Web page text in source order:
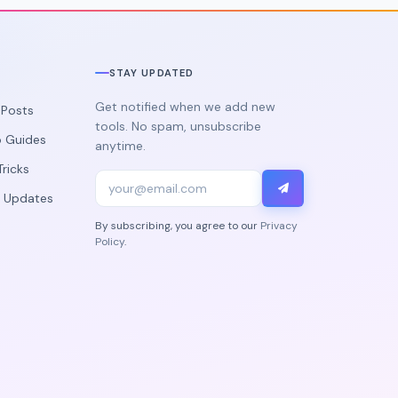
Guides
Updates
STAY UPDATED
Get notified when we add new
tools. No spam, unsubscribe
anytime.
By subscribing, you agree to our Privacy
Policy.